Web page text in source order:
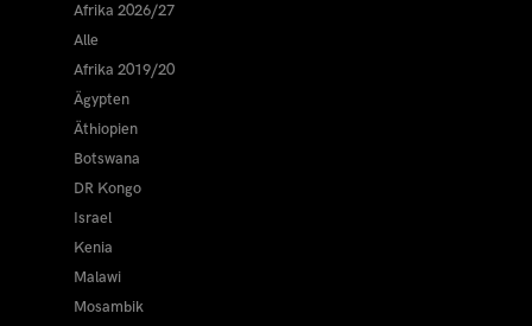
Afrika 2026/27
Alle
Afrika 2019/20
Ägypten
Äthiopien
Botswana
DR Kongo
Israel
Kenia
Malawi
Mosambik